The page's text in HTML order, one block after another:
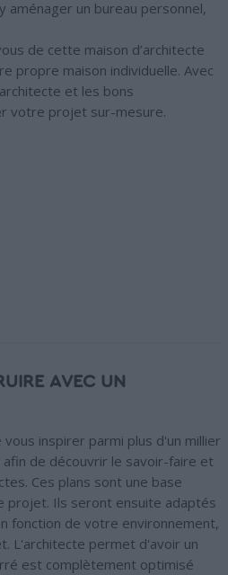
aménager un bureau personnel,
de cette maison d’architecte
propre maison individuelle. Avec
et les bons
votre projet sur-mesure.
AVEC UN
inspirer parmi plus d'un millier
de découvrir le savoir-faire et
Ces plans sont une base
projet. Ils seront ensuite adaptés
fonction de votre environnement,
L'architecte permet d'avoir un
est complètement optimisé